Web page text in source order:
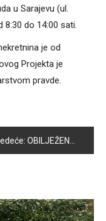
u Sarajevu (ul.
8:30 do 14:00 sati.
je od
Projekta je
pravde.
OBILJEŽENA 20. GODIŠNJICA POSTOJANJA I RADA CRVENOG KRIŽA FBIH